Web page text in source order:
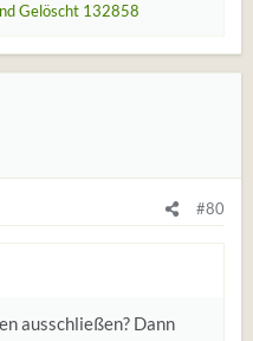
Gelöscht 132858
#80
ausschließen? Dann